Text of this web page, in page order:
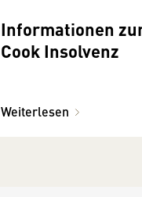
Informationen
Cook Insolvenz
Weiterlesen